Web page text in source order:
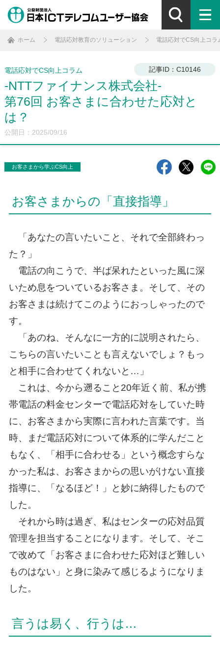
ホーム 電話応対教育のソリューション 電話応対でCS向上コラ
電話応対でCS向上コラム
-NTTファイナンス株式会社-
第76回 お客さまに合わせた応対と
は？
記事ID：C10146
公開日：2025/09/16
お客さまから学ぶCS向上
お客さまからの「直接指導」
「あなたの言いたいこと、それで全部終わっ
た？」
電話の向こうで、半ば呆れたといった風に深
いため息をついているお客さま。そして、その
お客さまは続けてこのようにおっしゃったので
す。
「あのね、そんなに一方的に説明されたら、
こちらの言いたいことも言えないでしょ？もっ
と相手に合わせてくれないと…」
これは、今から遡ること20年近く前、私が携
帯電話の料金センターで電話応対をしていた時
に、お客さまから実際に言われた言葉です。当
時、まだ電話応対について体系的に学んだこと
もなく、「相手に合わせる」という概念すらな
かった私は、お客さまからの思いがけない直接
指導に、「なるほど！」と妙に納得したもので
した。
それから時は過ぎ、私はセンターの応対品質
管理を担当することになります。そして、そこ
で改めて「お客さまに合わせた応対ほど難しい
ものはない」と身に染みて感じるようになりま
した。
言うは易く、行うは…